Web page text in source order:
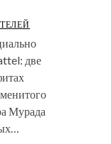
две
Мурада